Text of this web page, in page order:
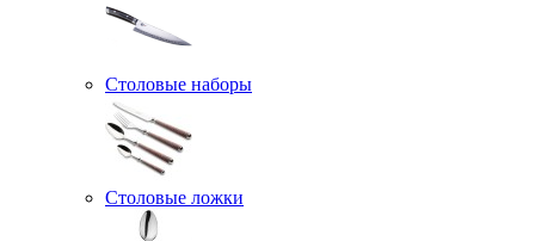
Столовые наборы
Столовые ложки